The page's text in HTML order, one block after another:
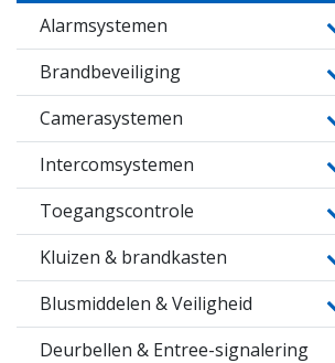
Alarmsystemen
Brandbeveiliging
Camerasystemen
Intercomsystemen
Toegangscontrole
Kluizen & brandkasten
Blusmiddelen & Veiligheid
Deurbellen & Entree-signalering